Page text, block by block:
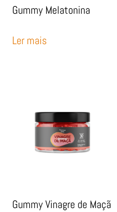
Gummy Melatonina
Ler mais
Gummy Vinagre de Maçã